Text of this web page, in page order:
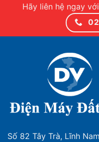
Hãy liên hệ ngay
Số 82 Tây Trà, Lĩnh Nam